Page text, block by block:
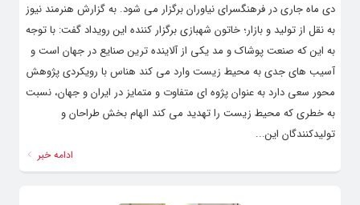
دی ماه جاری در فرهنگسرای نیاوران برگزار می شود. به گزارش هنرمند نیوز
به نقل از تولید و بازار؛ خاتون شهبازی برگزار کننده این رویداد گفت: با توجه
به این که صنعت پوشاک و مد یکی از آلاینده ترین صنایع در جهان است و
آسیب های جدی به محیط زیست وارد می کند هناس با رویکردی پژوهش
محور سعی دارد به عنوان پژوه ای متفاوت و متمایز در ایران و جهان، نسبت
به خطری که محیط زیست را تهدید می کند الهام بخش طراحان و
تولیدکنندگان این...
ادامه خبر